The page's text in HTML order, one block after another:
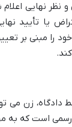
نظر نهایی
یا تأیید
را مبنی بر
زن می
است که به